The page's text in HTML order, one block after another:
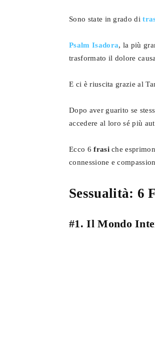
Sono state in grado di
Psalm Isadora, la più
trasformato il dolore
E ci è riuscita grazie al
Dopo aver guarito se
accedere al loro sé più
Ecco 6 frasiche
connessione e
Sessualità: 6
#1. Il Mondo